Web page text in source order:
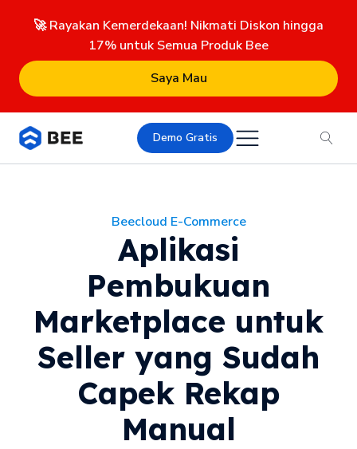
🚀 Rayakan Kemerdekaan! Nikmati Diskon hingga
17% untuk Semua Produk Bee
Saya Mau
Demo Gratis
Beecloud E-Commerce
Aplikasi
Pembukuan
Marketplace untuk
Seller yang Sudah
Capek Rekap
Manual